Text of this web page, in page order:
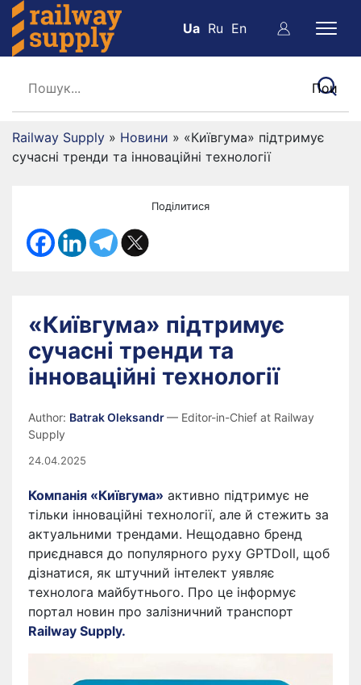
Ua Ru En
Railway Supply » Новини » «Київгума» підтримує
сучасні тренди та інноваційні технології
Поділитися
«Київгума» підтримує
сучасні тренди та
інноваційні технології
Author: Batrak Oleksandr— Editor-in-Chief at Railway
Supply
24.04.2025
Компанія «Київгума» активно підтримує не
тільки інноваційні технології, але й стежить за
актуальними трендами. Нещодавно бренд
приєднався до популярного руху GPTDoll, щоб
дізнатися, як штучний інтелект уявляє
технолога майбутнього. Про це інформує
портал новин про залізничний транспорт
Railway Supply.